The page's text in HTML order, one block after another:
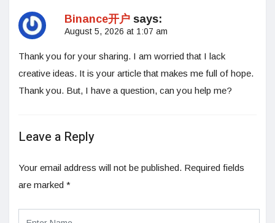
Binance开户 says:
August 5, 2026 at 1:07 am
Thank you for your sharing. I am worried that I lack
creative ideas. It is your article that makes me full of hope.
Thank you. But, I have a question, can you help me?
Leave a Reply
Your email address will not be published. Required fields
are marked *